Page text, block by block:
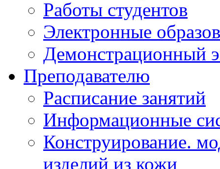
Работы студентов
Электронные
Демонстрационный
Преподавателю
Расписание занятий
Информационные
Конструирование.
изделий из кожи